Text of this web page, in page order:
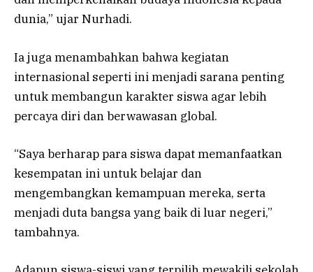
dunia,” ujar Nurhadi.
Ia juga menambahkan bahwa kegiatan
internasional seperti ini menjadi sarana penting
untuk membangun karakter siswa agar lebih
percaya diri dan berwawasan global.
“Saya berharap para siswa dapat memanfaatkan
kesempatan ini untuk belajar dan
mengembangkan kemampuan mereka, serta
menjadi duta bangsa yang baik di luar negeri,”
tambahnya.